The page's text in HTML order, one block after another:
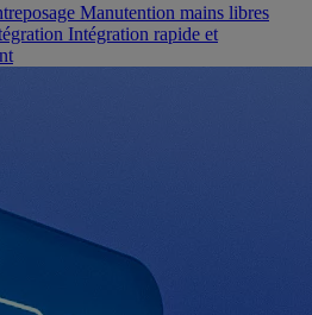
Manutention mains libres
Intégration rapide et